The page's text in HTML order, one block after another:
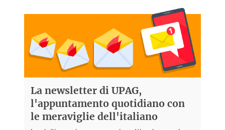
La newsletter di UPAG,
l'appuntamento quotidiano con
le meraviglie dell'italiano